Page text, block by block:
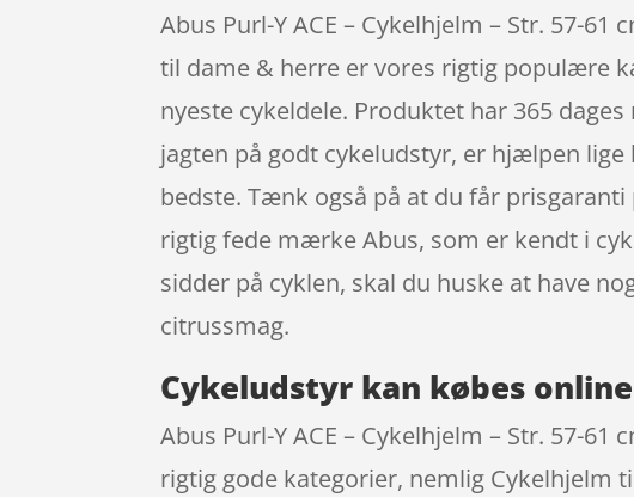
Abus Purl-Y ACE – Cykelhjelm – Str. 57-
til dame & herre er vores rigtig populære
nyeste cykeldele. Produktet har 365
jagten på godt cykeludstyr, er hjælpen
bedste. Tænk også på at du får prisgaranti
rigtig fede mærke Abus, som er kendt i
sidder på cyklen, skal du huske at have
citrussmag.
Cykeludstyr kan købes
Abus Purl-Y ACE – Cykelhjelm – Str. 57-
rigtig gode kategorier, nemlig Cykelhjelm